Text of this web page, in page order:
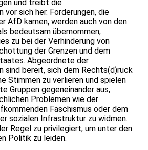
und treibt die
vor sich her. Forderungen, die
AfD kamen, werden auch von den
bedeutsam übernommen,
zu bei der Verhinderung von
der Grenzen und dem
Abgeordnete der
sind bereit, sich dem Rechts(d)ruck
Stimmen zu verlieren und spielen
Gruppen gegeneinander aus,
Problemen wie der
Faschismus oder dem
sozialen Infrastruktur zu widmen.
Regel zu privilegiert, um unter den
Politik zu leiden.